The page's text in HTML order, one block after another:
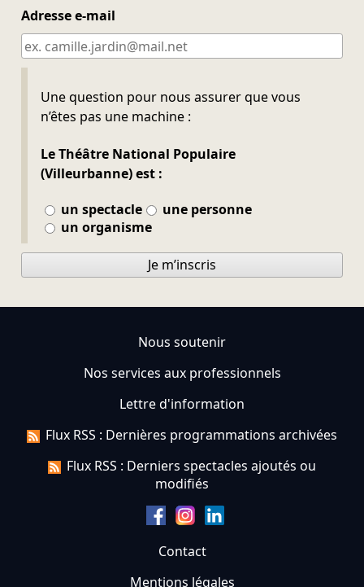
Adresse e-mail
Une question pour nous assurer que vous
n’êtes pas une machine :
Le Théâtre National Populaire
(Villeurbanne) est :
un spectacle
une personne
un organisme
Ne pas remplir
Je m’inscris
Nous soutenir
Nos services aux professionnels
Lettre d'information
Flux RSS : Dernières programmations archivées
Flux RSS : Derniers spectacles ajoutés ou
modifiés
Contact
Mentions légales